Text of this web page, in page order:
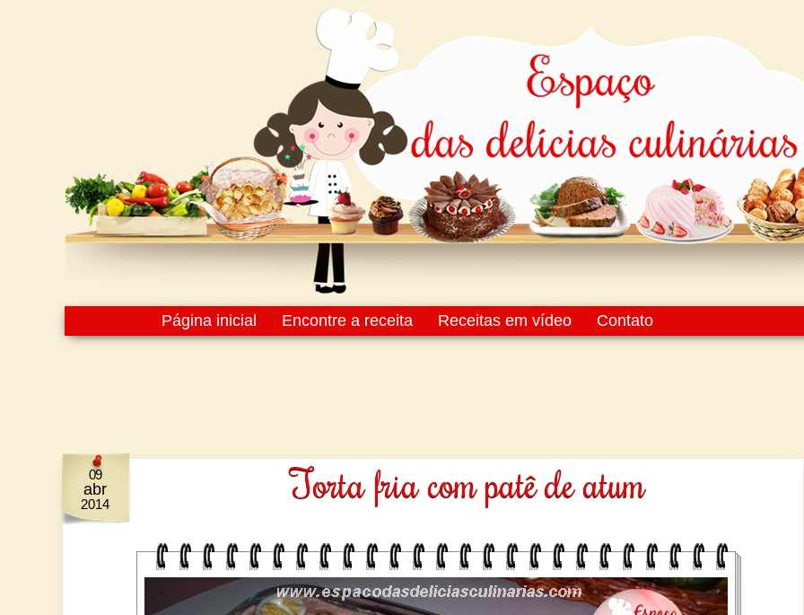
Página inicial Encontre a receita Receitas em vídeo Contato
09
abr
2014 Torta fria com patê de atum